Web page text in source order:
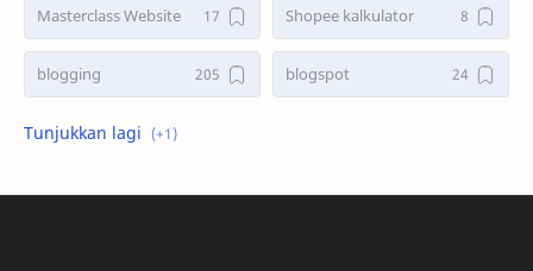
Masterclass Website Shopee kalkulator
blogging blogspot
shopee